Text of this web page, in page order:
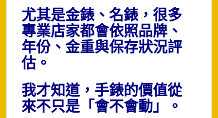
尤其是金錶、名錶，很多
專業店家都會依照品牌、
年份、金重與保存狀況評
估。
我才知道，手錶的價值從
來不只是「會不會動」。